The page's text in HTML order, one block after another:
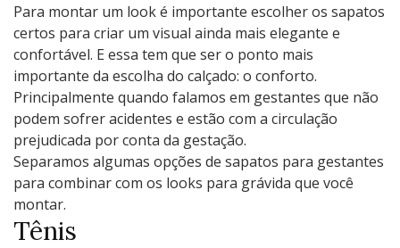
Para montar um look é importante escolher os sapatos
certos para criar um visual ainda mais elegante e
confortável. E essa tem que ser o ponto mais
importante da escolha do calçado: o conforto.
Principalmente quando falamos em gestantes que não
podem sofrer acidentes e estão com a circulação
prejudicada por conta da gestação.
Separamos algumas opções de sapatos para gestantes
para combinar com os looks para grávida que você
montar.
Tênis